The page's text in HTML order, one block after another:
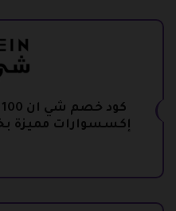
إكسسوارات مميزة